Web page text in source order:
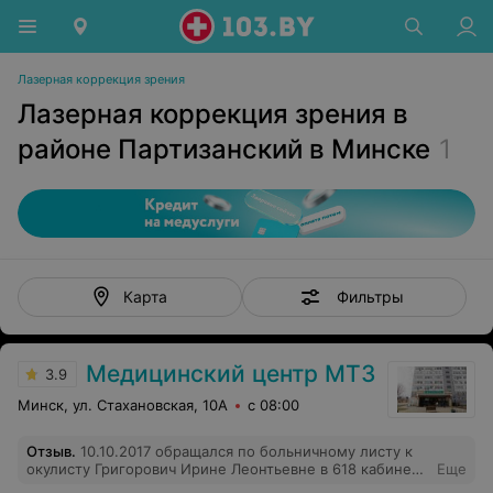
Лазерная коррекция зрения
Лазерная коррекция зрения в
районе Партизанский в Минске 1
Карта Фильтры
3.9 Медицинский центр МТЗ
Минск, ул. Стахановская, 10А с 08:00
Отзыв. 10.10.2017 обращался по больничному листу к
окулисту Григорович Ирине Леонтьевне в 618 кабинет.
Еще